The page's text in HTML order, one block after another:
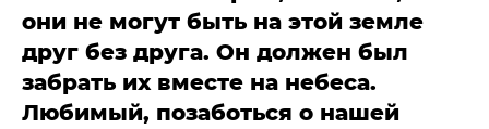
они не могут быть на этой земле
друг без друга. Он должен был
забрать их вместе на небеса.
Любимый, позаботься о нашей